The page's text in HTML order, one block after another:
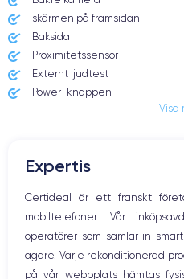
Dimensions
IPS LCD 5.5 pouces
Apple A10 Fusion
Nom GPU
PowerVR GT7600 GPU
skärmen på framsidan
Baksida
Proximitetssensor
Externt ljudtest
Power-knappen
Högtalare
Hem-knappen
Bluetooth
WiFi
Nätverk
Visa
Expertis
Certideal är ett franskt
mobiltelefoner. Vår
operatörer som samlar in
ägare. Varje rekonditionerad
på vår webbplats hämtas